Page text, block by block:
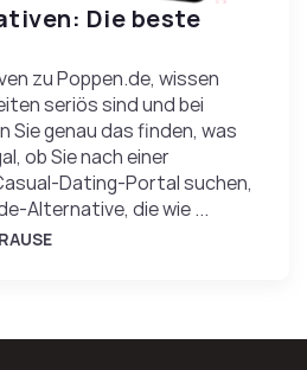
Die beste
zu Poppen.de, wissen
seriös sind und bei
Sie genau das finden, was
ob Sie nach einer
Dating-Portal suchen,
Alternative, die wie ...